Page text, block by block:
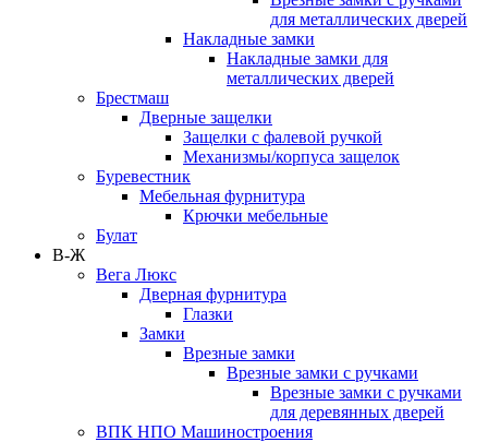
для металлических дверей
Накладные замки
Накладные замки для
металлических дверей
Брестмаш
Дверные защелки
Защелки с фалевой ручкой
Механизмы/корпуса защелок
Буревестник
Мебельная фурнитура
Крючки мебельные
Булат
В-Ж
Вега Люкс
Дверная фурнитура
Глазки
Замки
Врезные замки
Врезные замки с ручками
Врезные замки с ручками
для деревянных дверей
ВПК НПО Машиностроения